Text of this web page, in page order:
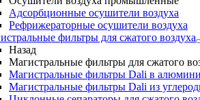
Адсорбционные осушители воздуха
Рефрижераторные осушители воздуха
фильтры для сжатого воздуха
Назад
Магистральные фильтры для сжатого
Магистральные фильтры Dali в
Магистральные фильтры Dali из